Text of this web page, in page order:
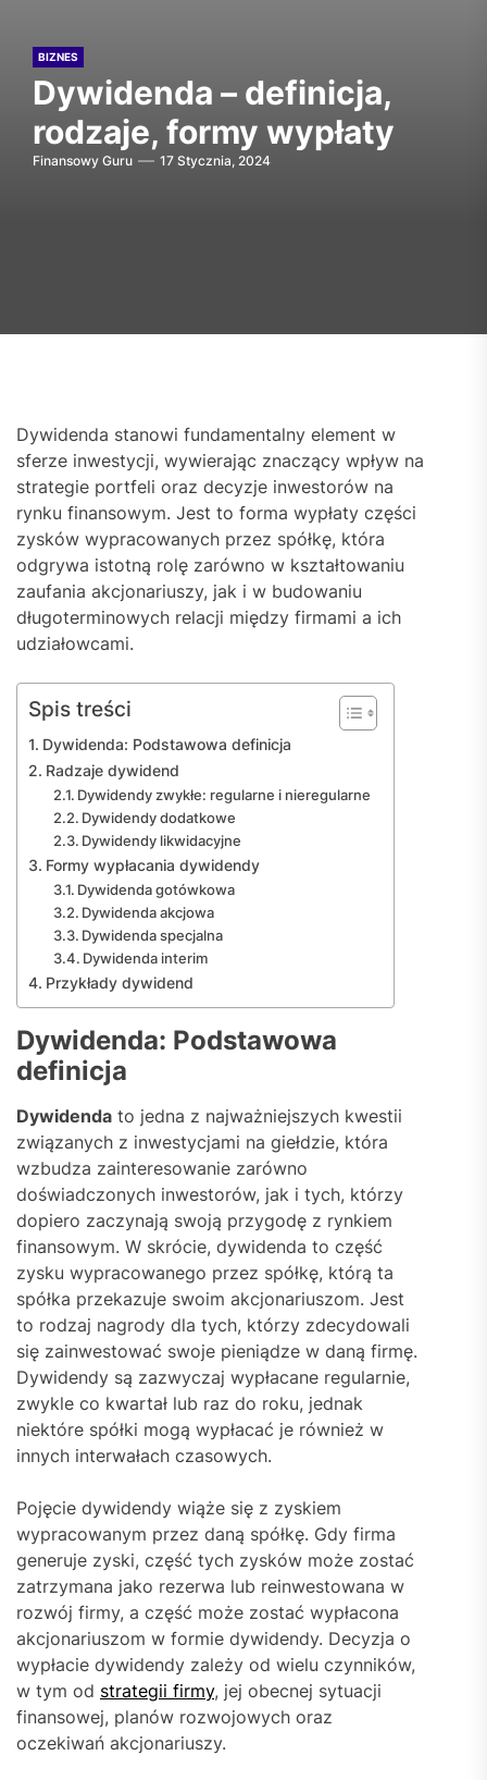
BIZNES
Dywidenda – definicja,
rodzaje, formy wypłaty
Finansowy Guru 17 Stycznia, 2024
Dywidenda stanowi fundamentalny element w
sferze inwestycji, wywierając znaczący wpływ na
strategie portfeli oraz decyzje inwestorów na
rynku finansowym. Jest to forma wypłaty części
zysków wypracowanych przez spółkę, która
odgrywa istotną rolę zarówno w kształtowaniu
zaufania akcjonariuszy, jak i w budowaniu
długoterminowych relacji między firmami a ich
udziałowcami.
Spis treści
Dywidenda: Podstawowa definicja
Radzaje dywidend
Dywidendy zwykłe: regularne i nieregularne
Dywidendy dodatkowe
Dywidendy likwidacyjne
Formy wypłacania dywidendy
Dywidenda gotówkowa
Dywidenda akcjowa
Dywidenda specjalna
Dywidenda interim
Przykłady dywidend
Dywidenda: Podstawowa
definicja
Dywidenda to jedna z najważniejszych kwestii
związanych z inwestycjami na giełdzie, która
wzbudza zainteresowanie zarówno
doświadczonych inwestorów, jak i tych, którzy
dopiero zaczynają swoją przygodę z rynkiem
finansowym. W skrócie, dywidenda to część
zysku wypracowanego przez spółkę, którą ta
spółka przekazuje swoim akcjonariuszom. Jest
to rodzaj nagrody dla tych, którzy zdecydowali
się zainwestować swoje pieniądze w daną firmę.
Dywidendy są zazwyczaj wypłacane regularnie,
zwykle co kwartał lub raz do roku, jednak
niektóre spółki mogą wypłacać je również w
innych interwałach czasowych.
Pojęcie dywidendy wiąże się z zyskiem
wypracowanym przez daną spółkę. Gdy firma
generuje zyski, część tych zysków może zostać
zatrzymana jako rezerwa lub reinwestowana w
rozwój firmy, a część może zostać wypłacona
akcjonariuszom w formie dywidendy. Decyzja o
wypłacie dywidendy zależy od wielu czynników,
w tym od strategii firmy, jej obecnej sytuacji
finansowej, planów rozwojowych oraz
oczekiwań akcjonariuszy.